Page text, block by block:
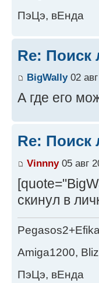
ПэЦэ, вЕнда
Re: Поиск
BigWally02
А где его
Re: Поиск
Vinnny05 авг
скинул в
Amiga1200,
ПэЦэ, вЕнда